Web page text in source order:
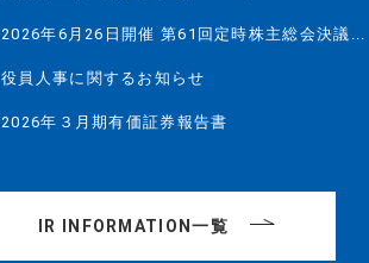
2026年6月26日開催 第61回定時株主総会決議...
役員人事に関するお知らせ
2026年３月期有価証券報告書
IR INFORMATION一覧